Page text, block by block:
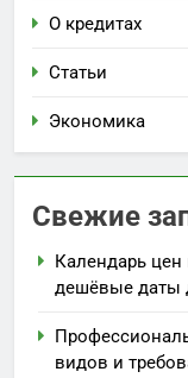
О кредитах
Статьи
Экономика
Свежие
Календарь
дешёвые даты
видов и